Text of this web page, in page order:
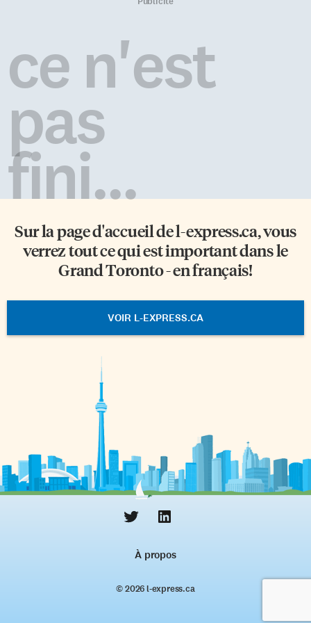
émission de la Première Chaîne
de Radio-Canada se déplaçait à
Toronto, et les gags ont souvent
Ontario ou Toronto-Montréal,
mais surtout sur […]
ce n'est
pas
fini...
Sur la page d'accueil del-express.ca, vous
verrez tout ce qui est important dans le
Grand Toronto - en français!
VOIR L-EXPRESS.CA
À propos
© 2026 l‑express.ca